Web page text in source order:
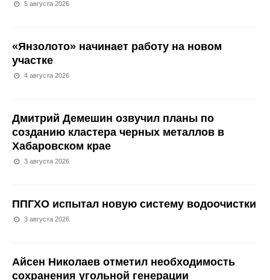
5 августа 2026
«Янзолото» начинает работу на новом
участке
4 августа 2026
Дмитрий Демешин озвучил планы по
созданию кластера черных металлов в
Хабаровском крае
3 августа 2026
ППГХО испытал новую систему водоочистки
3 августа 2026
Айсен Николаев отметил необходимость
сохранения угольной генерации